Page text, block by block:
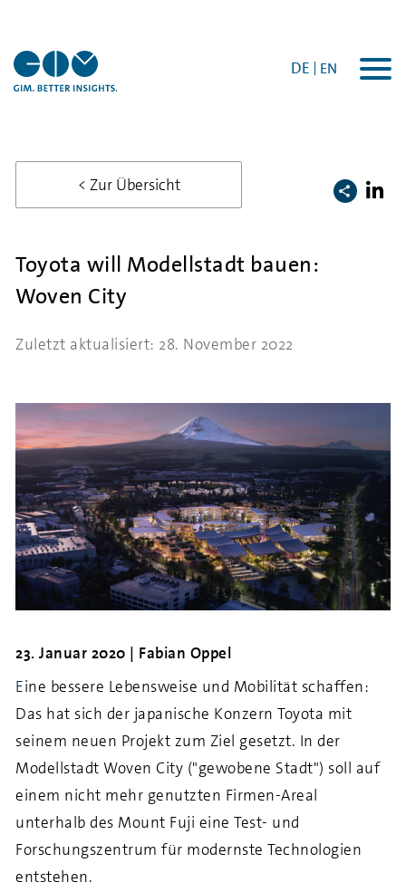
DE EN
< Zur Übersicht
Toyota will Modellstadt bauen:
Woven City
Zuletzt aktualisiert: 28. November 2022
23. Januar 2020 | Fabian Oppel
Eine bessere Lebensweise und Mobilität schaffen:
Das hat sich der japanische Konzern Toyota mit
seinem neuen Projekt zum Ziel gesetzt. In der
Modellstadt Woven City ("gewobene Stadt") soll auf
einem nicht mehr genutzten Firmen-Areal
unterhalb des Mount Fuji eine Test- und
Forschungszentrum für modernste Technologien
entstehen.